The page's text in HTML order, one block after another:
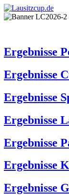
Ergebnisse
Ergebnisse
Ergebnisse
Ergebnisse
Ergebnisse
Ergebnisse
Ergebnisse